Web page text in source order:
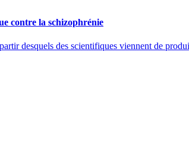
contre la schizophrénie
desquels des scientifiques viennent de